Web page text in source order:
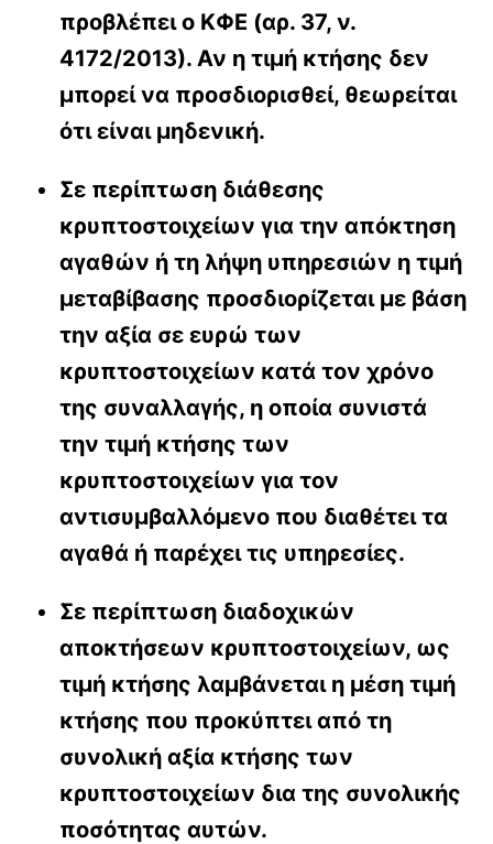
προβλέπει ο ΚΦΕ (αρ. 37, ν.
4172/2013). Αν η τιμή κτήσης δεν
μπορεί να προσδιορισθεί, θεωρείται
ότι είναι μηδενική.
Σε περίπτωση διάθεσης
κρυπτοστοιχείων για την απόκτηση
αγαθών ή τη λήψη υπηρεσιών η τιμή
μεταβίβασης προσδιορίζεται με βάση
την αξία σε ευρώ των
κρυπτοστοιχείων κατά τον χρόνο
της συναλλαγής, η οποία συνιστά
την τιμή κτήσης των
κρυπτοστοιχείων για τον
αντισυμβαλλόμενο που διαθέτει τα
αγαθά ή παρέχει τις υπηρεσίες.
Σε περίπτωση διαδοχικών
αποκτήσεων κρυπτοστοιχείων, ως
τιμή κτήσης λαμβάνεται η μέση τιμή
κτήσης που προκύπτει από τη
συνολική αξία κτήσης των
κρυπτοστοιχείων δια της συνολικής
ποσότητας αυτών.